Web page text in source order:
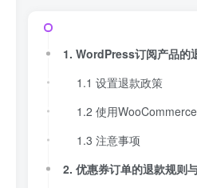
1.1 设置退款政策
1.3 注意事项